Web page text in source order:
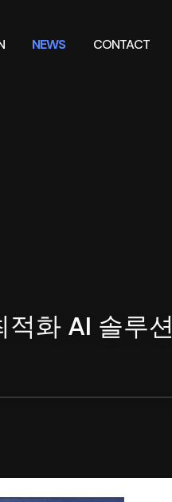
NEWS CONTACT
화 AI 솔루션